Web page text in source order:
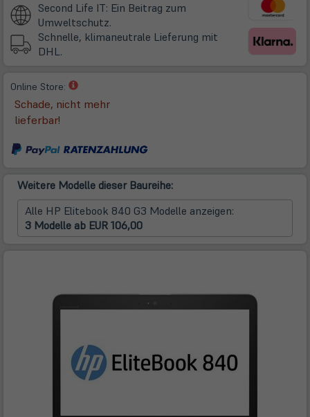
neuem
Second Life IT: Ein Beitrag zum
Umweltschutz.
Schnelle, klimaneutrale Lieferung mit
DHL.
Online Store:
(öffnet
in
neuem
Schade, nicht mehr
lieferbar!
Weitere Modelle dieser Baureihe:
Alle HP Elitebook 840 G3 Modelle anzeigen:
3 Modelle ab EUR 106,00